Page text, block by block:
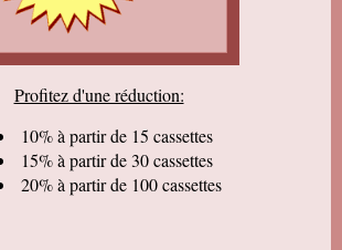
très satisfaits. Encore tous mes
et bonne continuation. Bien
reçu votre paquet, et je suis très
qu'au début j'étais un peu septique vu
merci beaucoup Cordialement
très très satisfait de votre travail.
Profitez d'une réduction:
10% à partir de 15 cassettes
15% à partir de 30 cassettes
20% à partir de 100 cassettes